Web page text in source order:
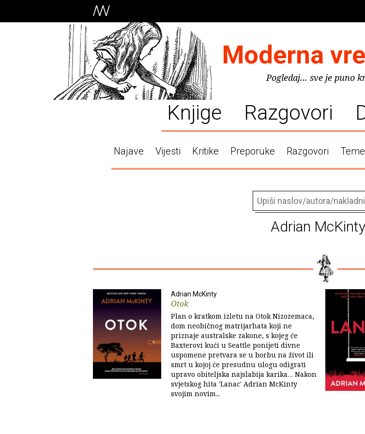
Moderna
Pogledaj... sve je puno
Knjige Razgovori
Najave Vijesti Kritike Preporuke Razgovori Teme
Adrian McKinty
Adrian McKinty
Otok
Plan o kratkom izletu na Otok Nizozemaca,
dom neobičnog matrijarhata koji ne
priznaje australske zakone, s kojeg će
Baxterovi kući u Seattle ponijeti divne
uspomene pretvara se u borbu na život ili
smrt u kojoj će presudnu ulogu odigrati
upravo obiteljska najslabija karika… Nakon
svjetskog hita 'Lanac' Adrian McKinty
svojim novim...